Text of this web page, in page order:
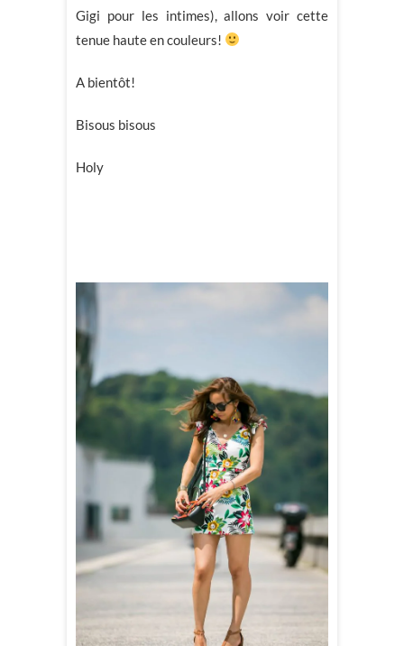
Gigi pour les intimes), allons voir cette
tenue haute en couleurs!
A bientôt!
Bisous bisous
Holy